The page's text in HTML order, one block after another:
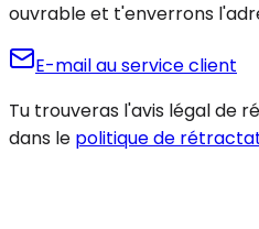
ouvrable et t'enverrons
E-mail au service client
Tu trouveras l'avis légal de
dans le politique de